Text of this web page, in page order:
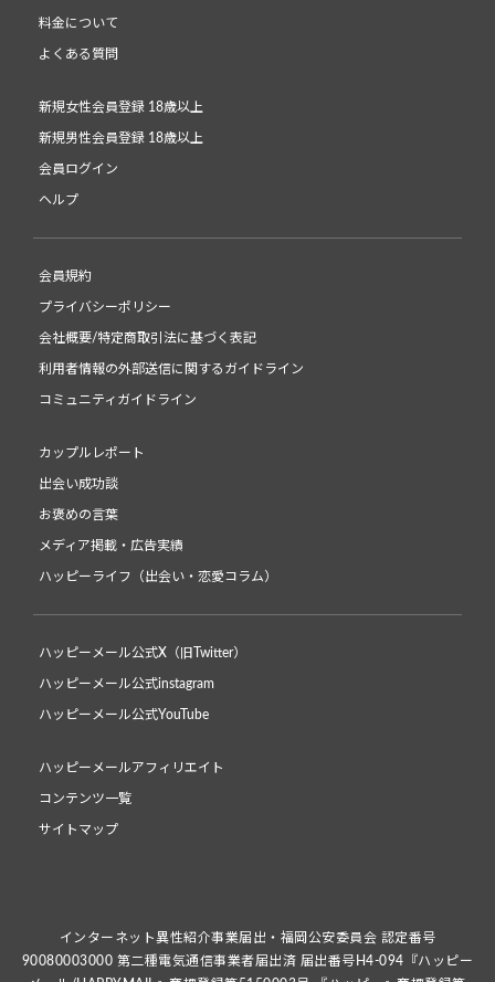
料金について
よくある質問
新規女性会員登録 18歳以上
新規男性会員登録 18歳以上
会員ログイン
ヘルプ
会員規約
プライバシーポリシー
会社概要/特定商取引法に基づく表記
利用者情報の外部送信に関するガイドライン
コミュニティガイドライン
カップルレポート
出会い成功談
お褒めの言葉
メディア掲載・広告実績
ハッピーライフ（出会い・恋愛コラム）
ハッピーメール公式X（旧Twitter）
ハッピーメール公式instagram
ハッピーメール公式YouTube
ハッピーメールアフィリエイト
コンテンツ一覧
サイトマップ
インターネット異性紹介事業届出・福岡公安委員会 認定番号
90080003000 第二種電気通信事業者届出済 届出番号H4-094『ハッピー